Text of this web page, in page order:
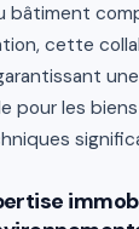
bâtiment
cette
pour les